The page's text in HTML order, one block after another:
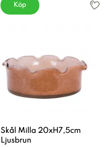
Köp
Skål Milla 20xH7,5cm
Ljusbrun